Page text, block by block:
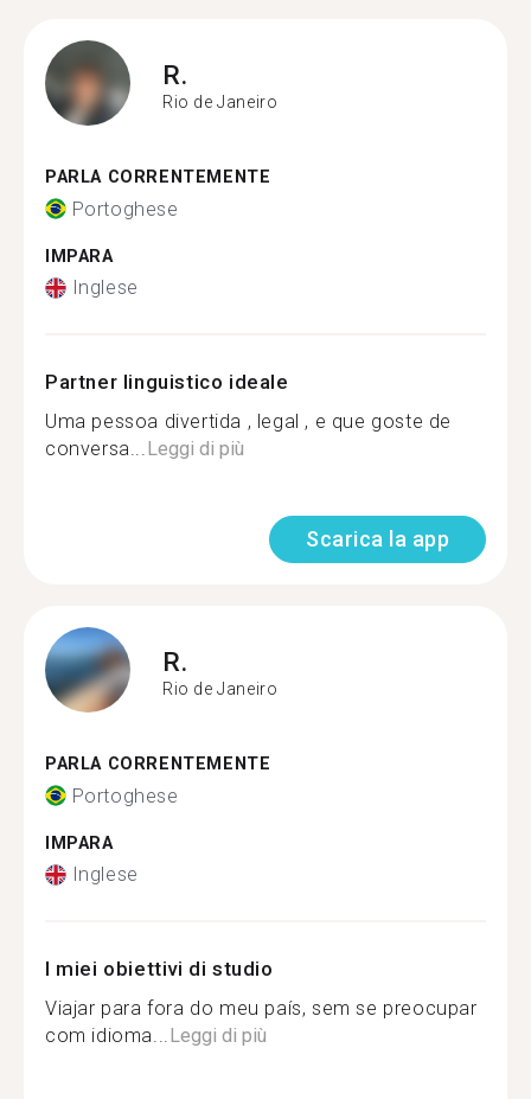
R.
Rio de Janeiro
PARLA CORRENTEMENTE
Portoghese
IMPARA
Inglese
Partner linguistico ideale
Uma pessoa divertida , legal , e que goste de
conversa...Leggi di più
Scarica la app
R.
Rio de Janeiro
PARLA CORRENTEMENTE
Portoghese
IMPARA
Inglese
I miei obiettivi di studio
Viajar para fora do meu país, sem se preocupar
com idioma...Leggi di più